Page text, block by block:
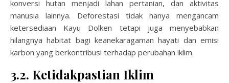
konversi hutan menjadi lahan pertanian, dan aktivitas
manusia lainnya. Deforestasi tidak hanya mengancam
ketersediaan Kayu Dolken tetapi juga menyebabkan
hilangnya habitat bagi keanekaragaman hayati dan emisi
karbon yang berkontribusi terhadap perubahan iklim.
3.2. Ketidakpastian Iklim